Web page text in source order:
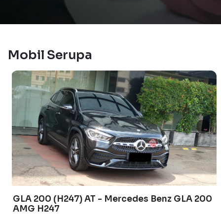
Mobil Serupa
GLA 200 (H247) AT - Mercedes Benz GLA 200
AMG H247